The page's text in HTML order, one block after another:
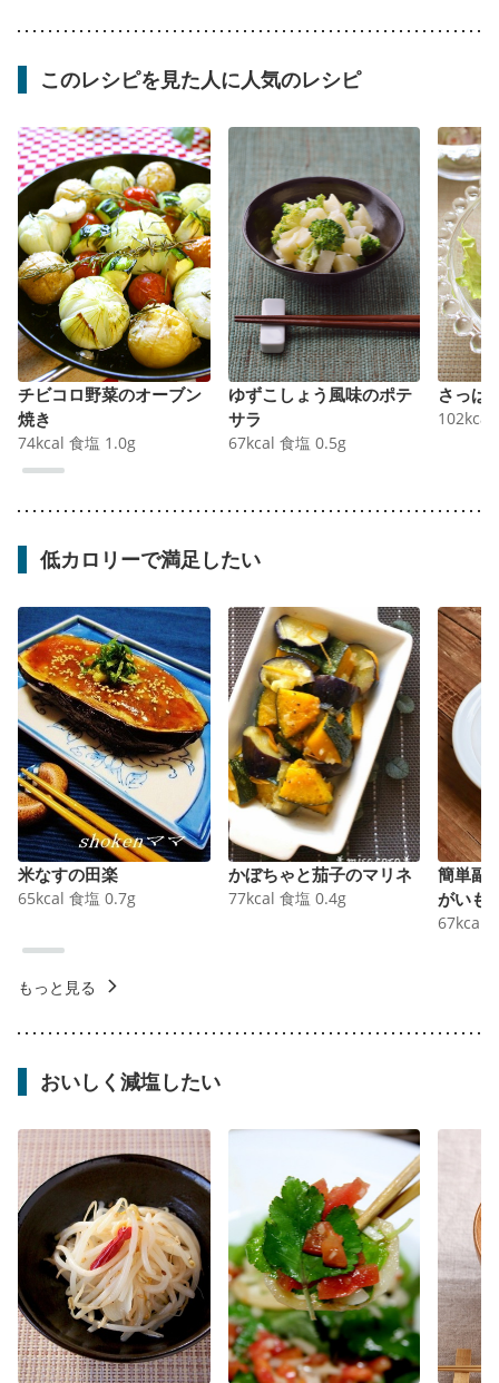
このレシピを見た人に人気のレシピ
チビコロ野菜のオーブン
焼き
74kcal 食塩 1.0g
ゆずこしょう風味のポテ
サラ
67kcal 食塩 0.5g
さっぱ
102kcal
低カロリーで満足したい
米なすの田楽
65kcal 食塩 0.7g
かぼちゃと茄子のマリネ
77kcal 食塩 0.4g
簡単副
がいも
67kcal
もっと見る
おいしく減塩したい